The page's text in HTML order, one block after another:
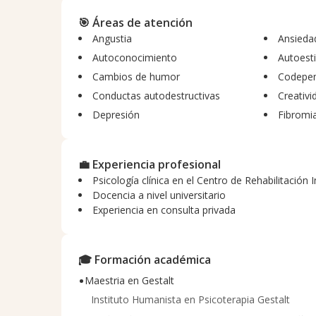
sensorial, la ansiedad, y las crisis de sentido de
"aquí y ahora": aunque exploramos el pasado si es
espacio y el vínculo auténtico que construimos
gustan los estudios en teoría del apego, lo que me
cómo nos relacionamos con los demás y construir
sanar a través del encuentro humano.
🎯 Áreas de atención
Angustia
Autoconocimiento
Cambios de humor
Conductas autodestructivas
Depresión
💼 Experiencia profesional
Psicología clínica en el Centro de Rehabilitación
Docencia a nivel universitario
Experiencia en consulta privada
🎓 Formación académica
•Maestria en Gestalt
Instituto Humanista en Psicoterapia Gestalt